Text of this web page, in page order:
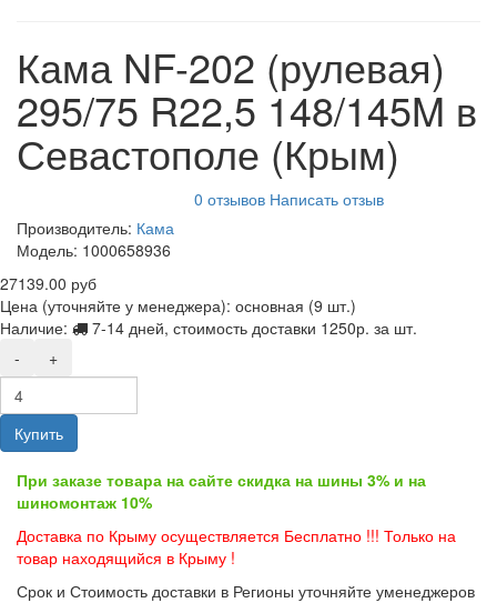
Кама NF-202 (рулевая)
295/75 R22,5 148/145M в
Севастополе (Крым)
0 отзывов Написать отзыв
Производитель: Кама
Модель: 1000658936
27139.00 руб
Цена (уточняйте у менеджера): основная (9 шт.)
Наличие:
7-14 дней, стоимость доставки 1250р. за шт.
-
+
Купить
При заказе товара на сайте скидка на шины 3% и на
шиномонтаж 10%
Доставка по Крыму осуществляется Бесплатно !!! Только на
товар находящийся в Крыму !
Срок и Стоимость доставки в Регионы уточняйте уменеджеров